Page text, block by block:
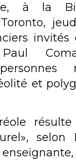
à la
invités
et
résulte
selon